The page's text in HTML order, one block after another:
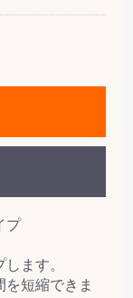
プ
ます。
を短縮できま